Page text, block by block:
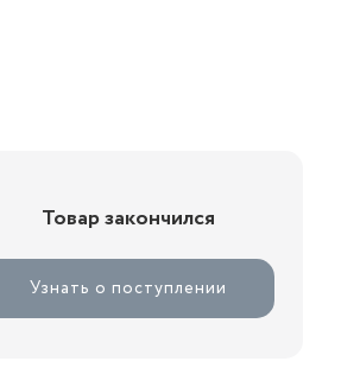
Товар закончился
Узнать о поступлении